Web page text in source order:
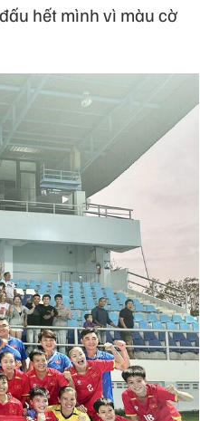
hết mình vì màu cờ